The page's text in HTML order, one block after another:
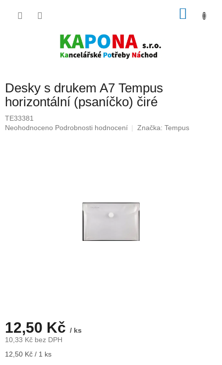
Desky s drukem A7 Tempus
horizontální (psaníčko) čiré
TE33381
Průměrné
Neohodnoceno Podrobnosti hodnocení Značka: Tempus
12,50 Kč / ks
10,33 Kč bez DPH
Měrná
12,50 Kč / 1 ks